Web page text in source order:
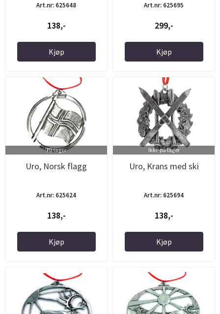
Art.nr: 625648
138,-
Kjøp
Art.nr: 625695
299,-
Kjøp
På lager
Uro, Norsk flagg
Art.nr: 625624
138,-
Kjøp
Ikke på lager
Uro, Krans med ski
Art.nr: 625694
138,-
Kjøp